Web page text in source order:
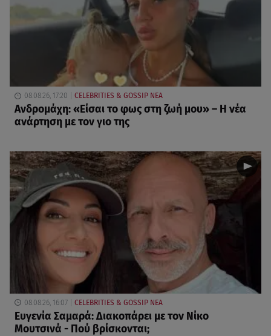
08.08.26, 17:20 CELEBRITIES & GOSSIP ΝΕΑ
Ανδρομάχη: «Είσαι το φως στη ζωή μου» – Η νέα
ανάρτηση με τον γιο της
08.08.26, 16:07 CELEBRITIES & GOSSIP ΝΕΑ
Ευγενία Σαμαρά: Διακοπάρει με τον Νίκο
Μουτσινά - Πού βρίσκονται;